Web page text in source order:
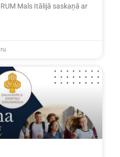
Mals Itālijā saskaņā ar